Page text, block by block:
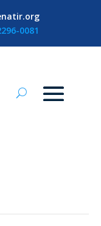
0081